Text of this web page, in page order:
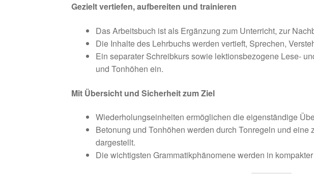
Gezielt vertiefen, aufbereiten und trainieren
Das Arbeitsbuch ist als Ergänzung zum Unterricht, zur
Die Inhalte des Lehrbuchs werden vertieft, Sprechen,
Ein separater Schreibkurs sowie lektionsbezogene Lese-
und Tonhöhen ein.
Mit Übersicht und Sicherheit zum Ziel
Wiederholungseinheiten ermöglichen die eigenständige
Betonung und Tonhöhen werden durch Tonregeln und
dargestellt.
Die wichtigsten Grammatikphänomene werden in